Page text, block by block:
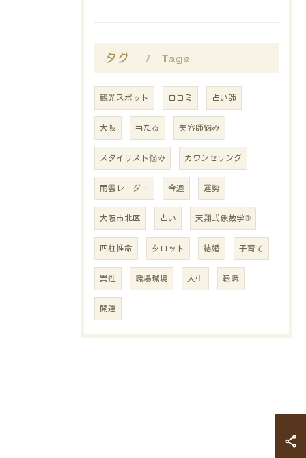
タグ Tags
観光スポット 口コミ 占い師
大阪 当たる 美容師悩み
スタイリスト悩み カウンセリング
雨雲レーダー 今週 運勢
大阪市北区 占い 天翔式象数学®
四柱推命 タロット 結婚 子育て
異性 職場環境 人生 転職
開運